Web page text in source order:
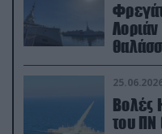
Λοριάν
θαλάσσιες
Βολές
του ΠΝ